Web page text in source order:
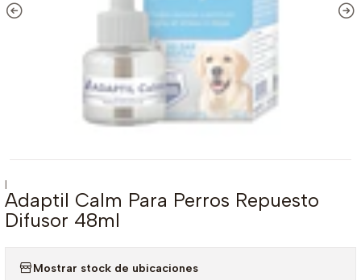
|
Adaptil Calm Para Perros Repuesto
Difusor 48ml
Mostrar stock de ubicaciones